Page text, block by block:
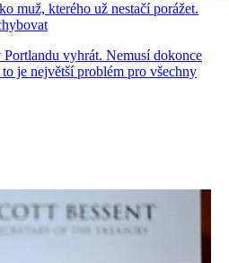
muž, kterého už nestačí porážet.
vyhrát. Nemusí dokonce
je největší problém pro všechny